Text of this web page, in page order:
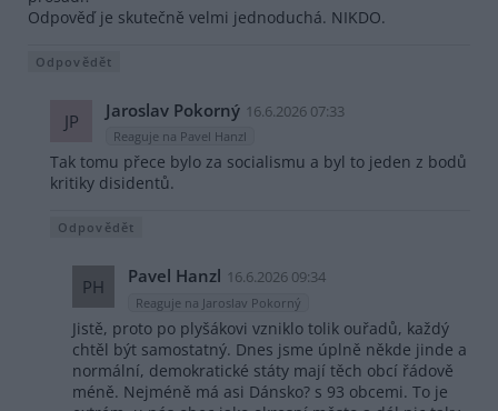
Odpověď je skutečně velmi jednoduchá. NIKDO.
Odpovědět
JP Jaroslav Pokorný 16.6.2026 07:33
Reaguje na Pavel Hanzl
Tak tomu přece bylo za socialismu a byl to jeden z bodů
kritiky disidentů.
Odpovědět
PH Pavel Hanzl 16.6.2026 09:34
Reaguje na Jaroslav Pokorný
Jistě, proto po plyšákovi vzniklo tolik ouřadů, každý
chtěl být samostatný. Dnes jsme úplně někde jinde a
normální, demokratické státy mají těch obcí řádově
méně. Nejméně má asi Dánsko? s 93 obcemi. To je